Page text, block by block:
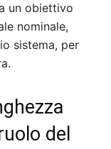
un obiettivo
nominale,
sistema, per
del